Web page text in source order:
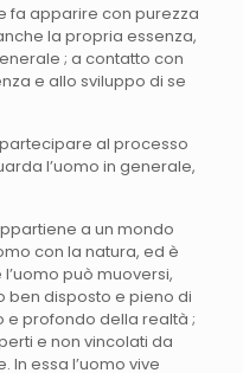
fa apparire con purezza
la propria essenza,
; a contatto con
e allo sviluppo di se
al processo
l’uomo in generale,
a un mondo
con la natura, ed è
può muoversi,
ben disposto e pieno di
e profondo della realtà ;
e non vincolati da
essa l’uomo vive